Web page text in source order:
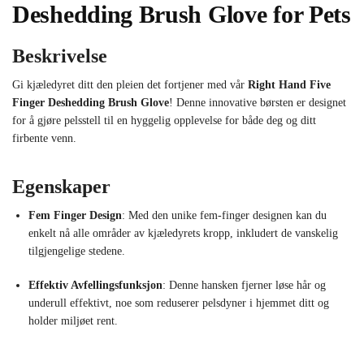
Deshedding Brush Glove for Pets
Beskrivelse
Gi kjæledyret ditt den pleien det fortjener med vår Right Hand Five
Finger Deshedding Brush Glove! Denne innovative børsten er designet
for å gjøre pelsstell til en hyggelig opplevelse for både deg og ditt
firbente venn.
Egenskaper
Fem Finger Design: Med den unike fem-finger designen kan du
enkelt nå alle områder av kjæledyrets kropp, inkludert de vanskelig
tilgjengelige stedene.
Effektiv Avfellingsfunksjon: Denne hansken fjerner løse hår og
underull effektivt, noe som reduserer pelsdyner i hjemmet ditt og
holder miljøet rent.